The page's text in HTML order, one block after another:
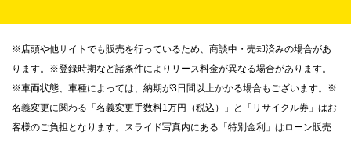
※店頭や他サイトでも販売を行っているため、商談中・売却済みの場合があ
ります。※登録時期など諸条件によりリース料金が異なる場合があります。
※車両状態、車種によっては、納期が3日間以上かかる場合もございます。※
名義変更に関わる「名義変更手数料1万円（税込）」と「リサイクル券」はお
客様のご負担となります。スライド写真内にある「特別金利」はローン販売